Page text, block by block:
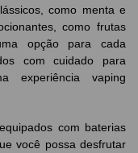
como menta e
como frutas
opção para cada
com cuidado para
experiência vaping
com baterias
você possa desfrutar